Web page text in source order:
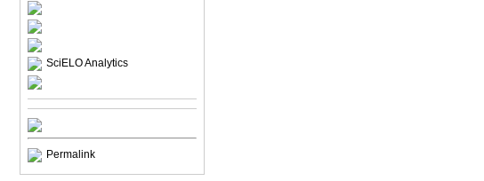
SciELO Analytics
Permalink